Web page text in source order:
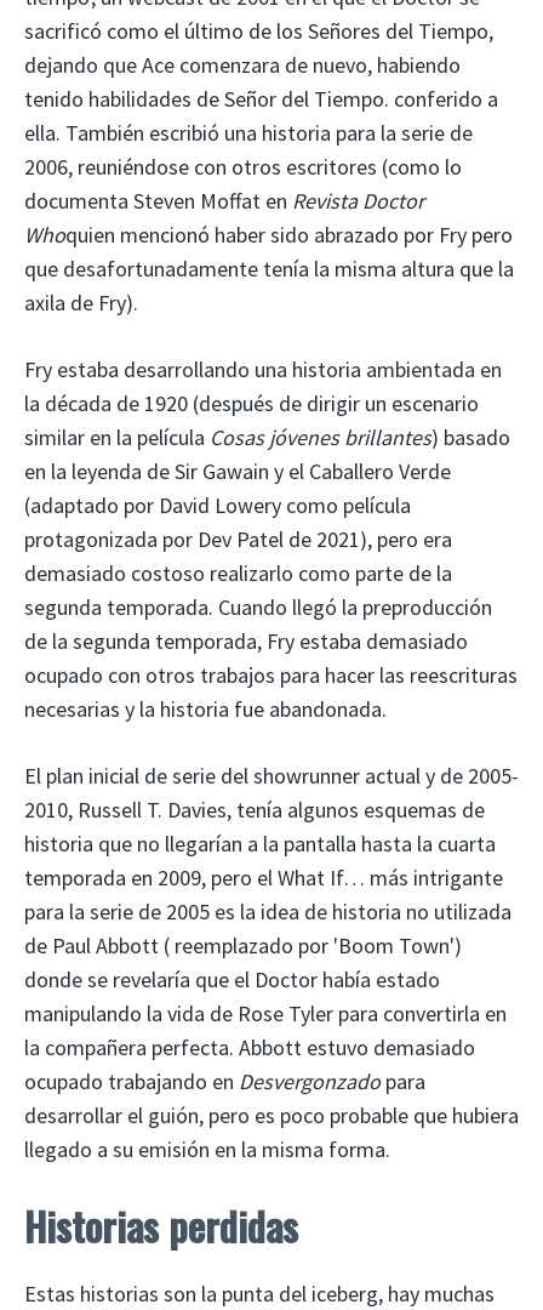
sacrificó como el último de los Señores del Tiempo,
dejando que Ace comenzara de nuevo, habiendo
tenido habilidades de Señor del Tiempo. conferido a
ella. También escribió una historia para la serie de
2006, reuniéndose con otros escritores (como lo
documenta Steven Moffat en Revista Doctor
Whoquien mencionó haber sido abrazado por Fry pero
que desafortunadamente tenía la misma altura que la
axila de Fry).
Fry estaba desarrollando una historia ambientada en
la década de 1920 (después de dirigir un escenario
similar en la película Cosas jóvenes brillantes) basado
en la leyenda de Sir Gawain y el Caballero Verde
(adaptado por David Lowery como película
protagonizada por Dev Patel de 2021), pero era
demasiado costoso realizarlo como parte de la
segunda temporada. Cuando llegó la preproducción
de la segunda temporada, Fry estaba demasiado
ocupado con otros trabajos para hacer las reescrituras
necesarias y la historia fue abandonada.
El plan inicial de serie del showrunner actual y de 2005-
2010, Russell T. Davies, tenía algunos esquemas de
historia que no llegarían a la pantalla hasta la cuarta
temporada en 2009, pero el What If… más intrigante
para la serie de 2005 es la idea de historia no utilizada
de Paul Abbott ( reemplazado por 'Boom Town')
donde se revelaría que el Doctor había estado
manipulando la vida de Rose Tyler para convertirla en
la compañera perfecta. Abbott estuvo demasiado
ocupado trabajando en Desvergonzadopara
desarrollar el guión, pero es poco probable que hubiera
llegado a su emisión en la misma forma.
Historias perdidas
Estas historias son la punta del iceberg, hay muchas